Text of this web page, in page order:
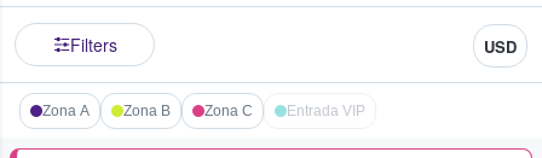
Filters USD
Zona A Zona B Zona C Entrada VIP